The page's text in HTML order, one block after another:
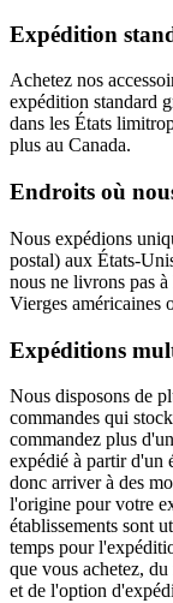
Expédition
Achetez nos
expédition standard
dans les États
plus au Canada.
Endroits où
Nous expédions
postal) aux États-
nous ne livrons pas
Vierges américaines
Expéditions
Nous disposons de
commandes qui
commandez plus
expédié à partir d'un
donc arriver à des
l'origine pour votre
établissements sont
temps pour
que vous achetez,
et de l'option